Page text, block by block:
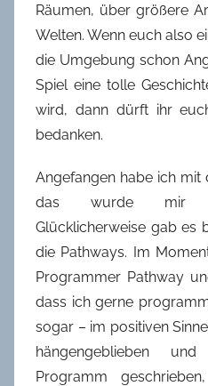
Räumen, über größere
Welten. Wenn euch also
die Umgebung schon
Spiel eine tolle
wird, dann dürft ihr
bedanken.
Angefangen habe ich mit
das wurde mir
Glücklicherweise gab es
die Pathways. Im
Programmer Pathway
dass ich gerne
sogar – im positiven
hängengeblieben
Programm